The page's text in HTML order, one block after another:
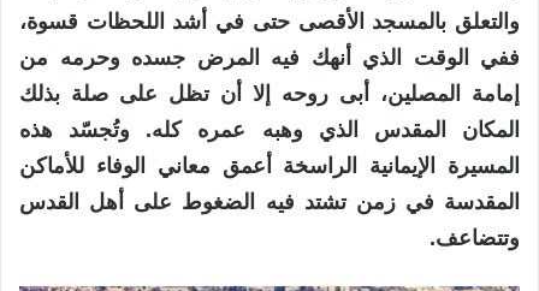
والتعلق بالمسجد الأقصى حتى في أشد اللحظات قسوة،
ففي الوقت الذي أنهك فيه المرض جسده وحرمه من
إمامة المصلين، أبى روحه إلا أن تظل على صلة بذلك
المكان المقدس الذي وهبه عمره كله. وتُجسّد هذه
المسيرة الإيمانية الراسخة أعمق معاني الوفاء للأماكن
المقدسة في زمن تشتد فيه الضغوط على أهل القدس
وتتضاعف.